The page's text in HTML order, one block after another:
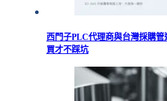
西門子PLC代理商與台灣採購管
買才不踩坑